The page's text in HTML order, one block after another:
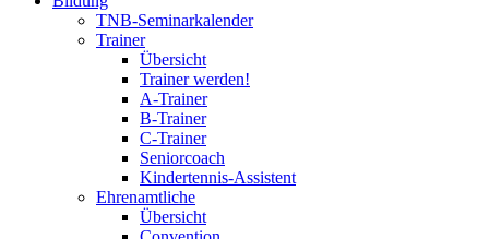
TNB-Seminarkalender
Trainer
Übersicht
Trainer werden!
A-Trainer
B-Trainer
C-Trainer
Seniorcoach
Kindertennis-Assistent
Ehrenamtliche
Übersicht